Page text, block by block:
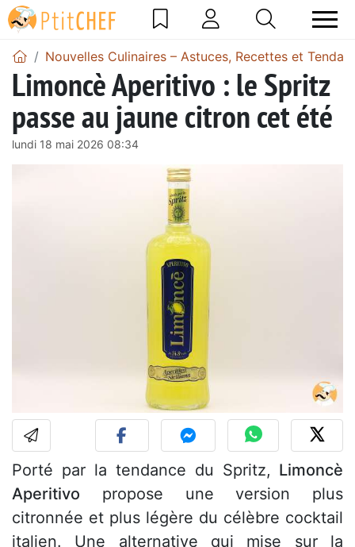
Nouvelles Culinaires – Astuces, Recettes et
Limoncè Aperitivo : le Spritz
passe au jaune citron cet été
lundi 18 mai 2026 08:34
Porté par la tendance du Spritz, Limoncè
Aperitivo propose une version plus
citronnée et plus légère du célèbre cocktail
italien. Une alternative qui mise sur la